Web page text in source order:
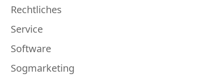
Rechtliches
Service
Software
Sogmarketing